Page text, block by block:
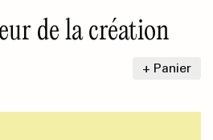
de la création
+ Panier